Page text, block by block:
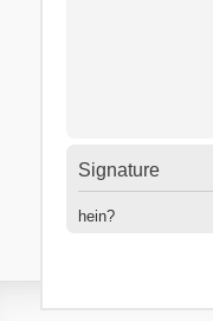
Signature
hein?